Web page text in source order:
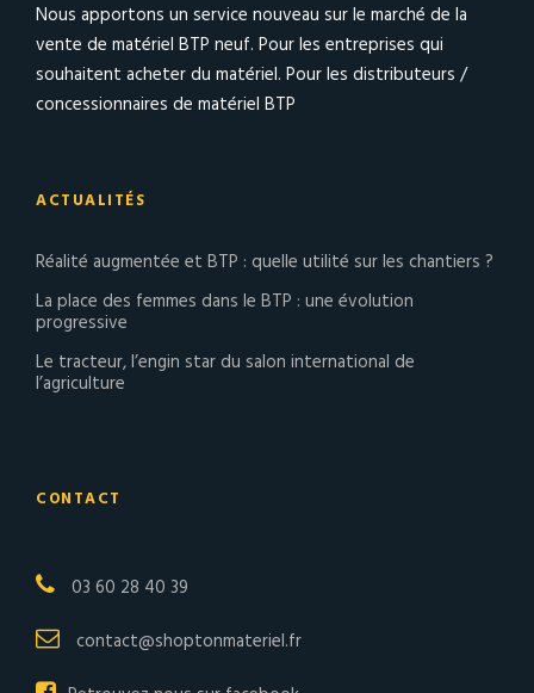
Nous apportons un service nouveau sur le marché de la
vente de matériel BTP neuf. Pour les entreprises qui
souhaitent acheter du matériel. Pour les distributeurs /
concessionnaires de matériel BTP
ACTUALITÉS
Réalité augmentée et BTP : quelle utilité sur les chantiers ?
La place des femmes dans le BTP : une évolution
progressive
Le tracteur, l’engin star du salon international de
l’agriculture
CONTACT
03 60 28 40 39
contact@shoptonmateriel.fr